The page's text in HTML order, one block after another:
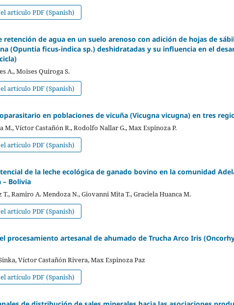
artículo PDF (Spanish)
retención de agua en un suelo arenoso con adición de hojas de
(Opuntia ficus-indica sp.) deshidratadas y su influencia en el
A., Moises Quiroga S.
artículo PDF (Spanish)
en poblaciones de vicuña (Vicugna vicugna) en tres
Víctor Castañón R., Rodolfo Nallar G., Max Espinoza P.
artículo PDF (Spanish)
de la leche ecológica de ganado bovino en la comunidad
– Bolivia
T., Ramiro A. Mendoza N., Giovanni Mita T., Graciela Huanca M.
artículo PDF (Spanish)
procesamiento artesanal de ahumado de Trucha Arco Iris
Víctor Castañón Rivera, Max Espinoza Paz
artículo PDF (Spanish)